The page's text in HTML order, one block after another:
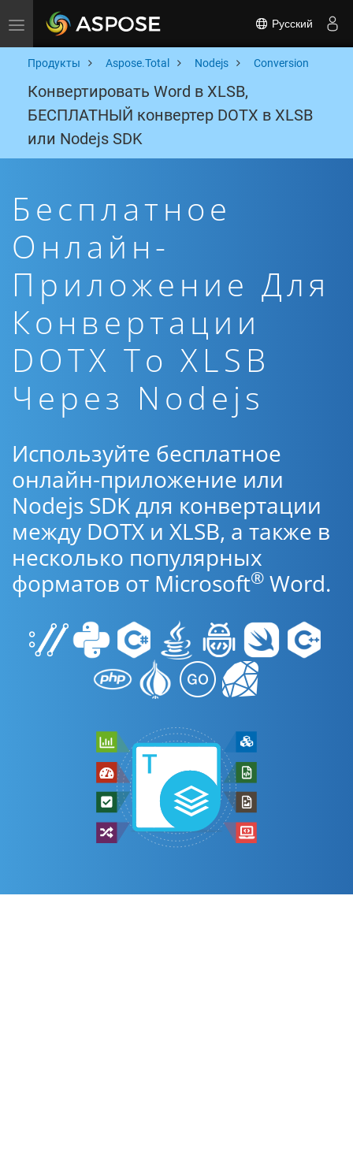
Toggle navigation Русский
Продукты Aspose.Total Nodejs Conversion
Конвертировать Word в XLSB,
БЕСПЛАТНЫЙ конвертер DOTX в XLSB
или Nodejs SDK
Бесплатное
Онлайн-
Приложение Для
Конвертации
DOTX To XLSB
Через Nodejs
Используйте бесплатное
онлайн-приложение или
Nodejs SDK для конвертации
между DOTX и XLSB, а также в
несколько популярных
форматов от Microsoft® Word.